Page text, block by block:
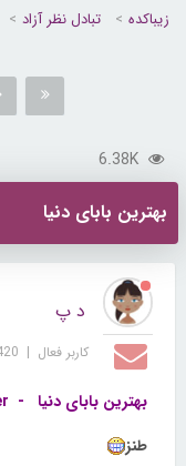
زیباکده تبادل نظر آزاد
6.38K
بهترین بابای دنیا
د پ
کاربر فعال |
بهترین بابای دنیا - Excellent father
طنز